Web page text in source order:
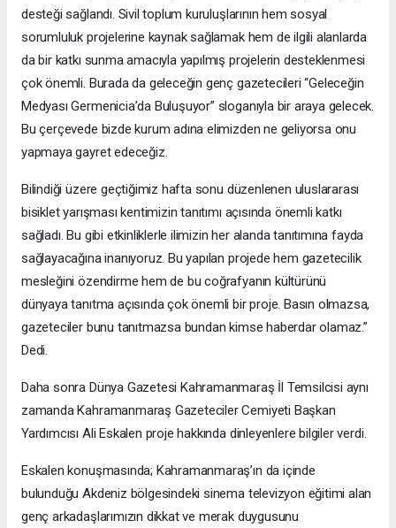
desteği sağlandı. Sivil toplum kuruluşlarının hem sosyal
sorumluluk projelerine kaynak sağlamak hem de ilgili alanlarda
da bir katkı sunma amacıyla yapılmış projelerin desteklenmesi
çok önemli. Burada da geleceğin genç gazetecileri “Geleceğin
Medyası Germenicia’da Buluşuyor” sloganıyla bir araya gelecek.
Bu çerçevede bizde kurum adına elimizden ne geliyorsa onu
yapmaya gayret edeceğiz.
Bilindiği üzere geçtiğimiz hafta sonu düzenlenen uluslararası
bisiklet yarışması kentimizin tanıtımı açısında önemli katkı
sağladı. Bu gibi etkinliklerle ilimizin her alanda tanıtımına fayda
sağlayacağına inanıyoruz. Bu yapılan projede hem gazetecilik
mesleğini özendirme hem de bu coğrafyanın kültürünü
dünyaya tanıtma açısında çok önemli bir proje. Basın olmazsa,
gazeteciler bunu tanıtmazsa bundan kimse haberdar olamaz.”
Dedi.
Daha sonra Dünya Gazetesi Kahramanmaraş İl Temsilcisi aynı
zamanda Kahramanmaraş Gazeteciler Cemiyeti Başkan
Yardımcısı Ali Eskalen proje hakkında dinleyenlere bilgiler verdi.
Eskalen konuşmasında; Kahramanmaraş’ın da içinde
bulunduğu Akdeniz bölgesindeki sinema televizyon eğitimi alan
genç arkadaşlarımızın dikkat ve merak duygusunu